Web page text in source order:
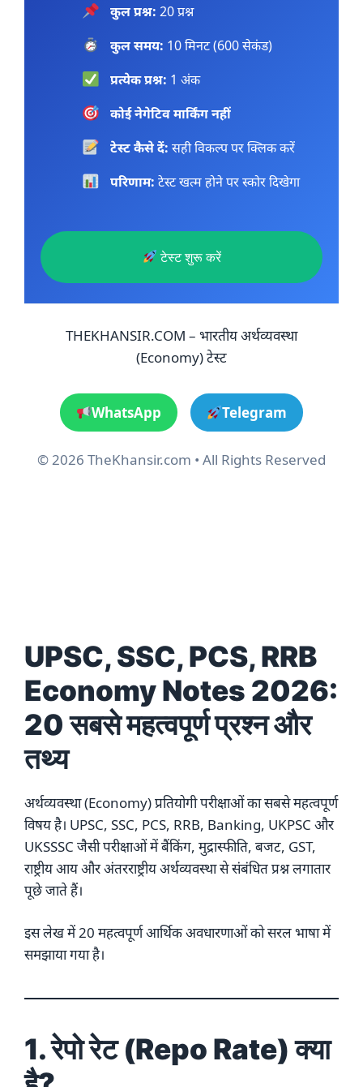
कुल प्रश्न: 20 प्रश्न
कुल समय: 10 मिनट (600 सेकंड)
प्रत्येक प्रश्न: 1 अंक
कोई नेगेटिव मार्किंग नहीं
टेस्ट कैसे दें: सही विकल्प पर क्लिक करें
परिणाम: टेस्ट खत्म होने पर स्कोर दिखेगा
टेस्ट शुरू करें
THEKHANSIR.COM – भारतीय अर्थव्यवस्था
(Economy) टेस्ट
WhatsApp Telegram
© 2026 TheKhansir.com • All Rights Reserved
UPSC, SSC, PCS, RRB
Economy Notes 2026:
20 सबसे महत्वपूर्ण प्रश्न और
तथ्य
अर्थव्यवस्था (Economy) प्रतियोगी परीक्षाओं का सबसे महत्वपूर्ण
विषय है। UPSC, SSC, PCS, RRB, Banking, UKPSC और
UKSSSC जैसी परीक्षाओं में बैंकिंग, मुद्रास्फीति, बजट, GST,
राष्ट्रीय आय और अंतरराष्ट्रीय अर्थव्यवस्था से संबंधित प्रश्न लगातार
पूछे जाते हैं।
इस लेख में 20 महत्वपूर्ण आर्थिक अवधारणाओं को सरल भाषा में
समझाया गया है।
1. रेपो रेट (Repo Rate) क्या